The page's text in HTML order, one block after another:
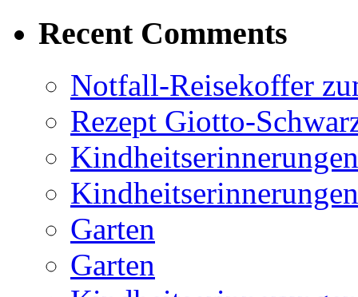
Recent Comments
Notfall-Reisekoffer
Rezept Giotto-
Kindheitserinnerungen
Kindheitserinnerungen
Garten
Garten